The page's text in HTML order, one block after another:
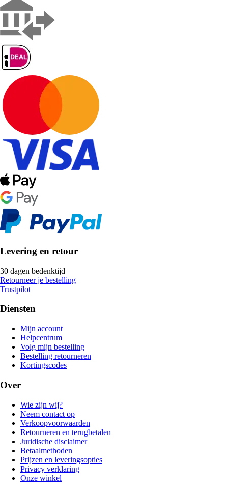
Levering en retour
30 dagen bedenktijd
Retourneer je bestelling
Trustpilot
Diensten
Mijn account
Helpcentrum
Volg mijn bestelling
Bestelling retourneren
Kortingscodes
Over
Wie zijn wij?
Neem contact op
Verkoopvoorwaarden
Retourneren en terugbetalen
Juridische disclaimer
Betaalmethoden
Prijzen en leveringsopties
Privacy verklaring
Onze winkel